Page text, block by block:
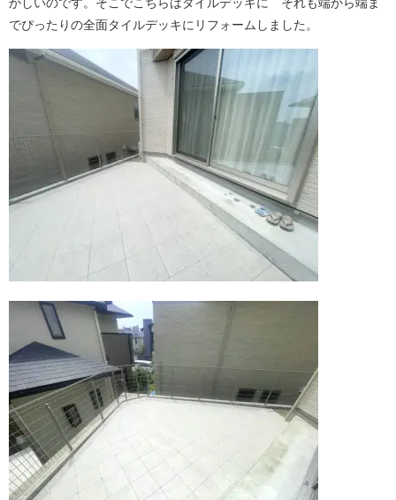
でぴったりの全面タイルデッキにリフォームしました。